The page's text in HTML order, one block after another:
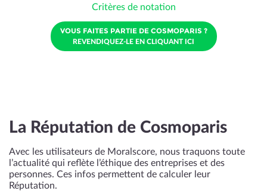
Critères de notation
VOUS FAITES PARTIE DE COSMOPARIS ?
REVENDIQUEZ-LE EN CLIQUANT ICI
La Réputation de Cosmoparis
Avec les utilisateurs de Moralscore, nous traquons toute
l’actualité qui reflète l’éthique des entreprises et des
personnes. Ces infos permettent de calculer leur
Réputation.